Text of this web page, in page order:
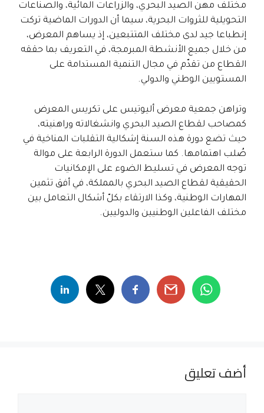
مختلف مهن الصيد البحري، والزراعات المائية، والصناعات
التحويلية للثروات البحرية، سيما أن الدورات الماضية تركت
إنطباعا جيد لدى مختلف المتتبعين، إذ يساهم المعرض،
من خلال جميع الأنشطة المبرمجة، في التعريف بما حققه
القطاع من تقدّم في مجال التنمية المستدامة على
المستويين الوطني والدولي.
وتراهن جمعية معرض أليوتيس على تكريس المعرض
كمصاحب لقطاع الصيد البحري وانشغالاته وراهنيته،
حيث تضع دورة هذه السنة إشكالية التقلبات المناخية في
صُلب اهتمامها. كما ستعمل الدورة الرابعة على موالة
توجه المعرض في تسليط الضوء على الإمكانيات
الحقيقية لقطاع الصيد البحري بالمملكة، في أفق تثمين
المهارات الوطنية، وكذا الارتقاء بكلّ أشكال التعامل بين
مختلف الفاعلين الوطنيين والدوليين.
أضف تعليق